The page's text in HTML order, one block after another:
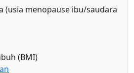
(usia menopause ibu/saudara
(BMI)